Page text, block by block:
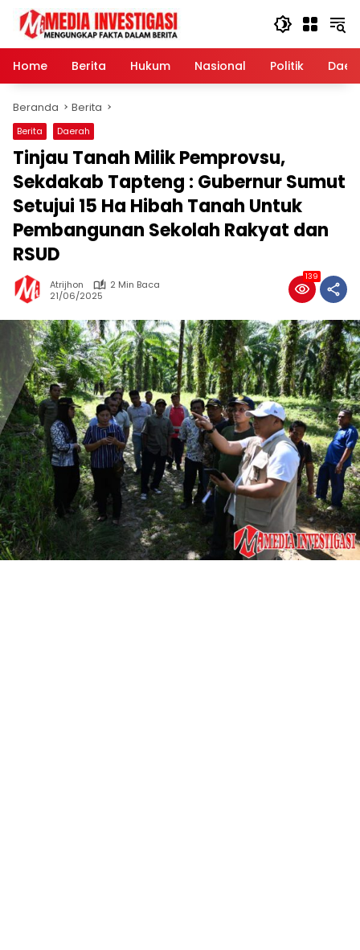
Langsung
konten
Home
Berita Hukum Nasional Politik
Beranda Berita
Berita Daerah
Tinjau Tanah Milik Pemprovsu,
Sekdakab Tapteng : Gubernur Sumut
Setujui 15 Ha Hibah Tanah Untuk
Pembangunan Sekolah Rakyat dan
RSUD
Atrijhon
2 Min Baca
21/06/2025
139